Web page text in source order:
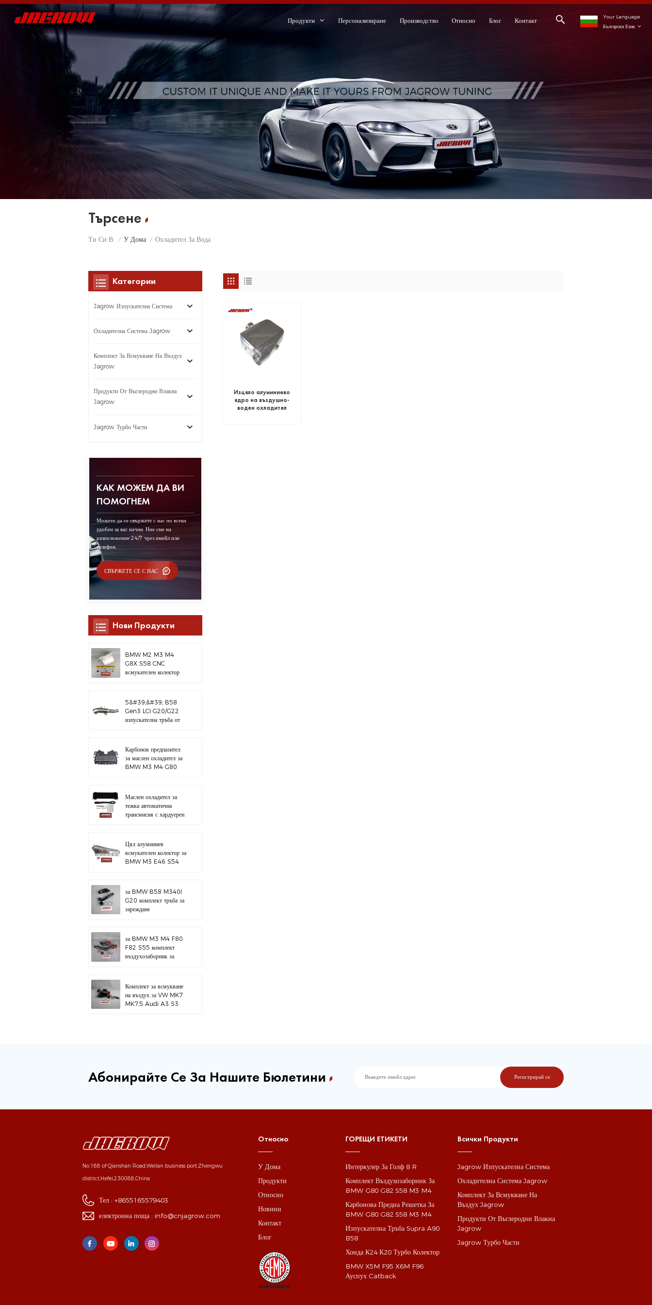
Your Language
Български Език
Продукти Персонализиране Производство Относно Блог Контакт
Търсене
Ти Си В: / У Дома / Охладител За Вода
Изцяло алуминиево
ядро на въздушно-
воден охладител
Категории
Jagrow Изпускателна Система
Охладителна Система Jagrow
Комплект За Всмукване На Въздух
Jagrow
Продукти От Въглеродни Влакна
Jagrow
Jagrow Турбо Части
КАК МОЖЕМ ДА ВИ
ПОМОГНЕМ
Можете да се свържете с нас по всеки
удобен за вас начин. Ние сме на
разположение 24/7 чрез имейл или
телефон.
СВЪРЖЕТЕ СЕ С НАС
Нови Продукти
BMW M2 M3 M4
G8X S58 CNC
всмукателен колектор
5&#39;&#39; B58
Gen3 LCI G20/G22
изпускателна тръба от
Карбонов предпазител
за маслен охладител за
BMW M3 M4 G80
Маслен охладител за
тежка автоматична
трансмисия с хардуерен
Цял алуминиев
всмукателен колектор за
BMW M3 E46 S54
за BMW B58 M340I
G20 комплект тръба за
зареждане
за BMW M3 M4 F80
F82 S55 комплект
въздухозаборник за
Комплект за всмукване
на въздух за VW MK7
MK7.5 Audi A3 S3
Абонирайте Се За Нашите Бюлетини
No.188 of Qianshan Road,Weilan business port,Zhengwu
district,Hefei,230088,China
Тел :+8655165579403
електронна поща :info@cnjagrow.com
Относно
У Дома
Продукти
Относно
Новини
Контакт
Блог
ГОРЕЩИ ЕТИКЕТИ
Интеркулер За Голф 8 R
Комплект Въздухозаборник За
BMW G80 G82 S58 M3 M4
Карбонова Предна Решетка За
BMW G80 G82 S58 M3 M4
Изпускателна Тръба Supra A90
B58
Хонда К24 К20 Турбо Колектор
BMW X5M F95 X6M F96
Ауспух Catback
Всички Продукти
Jagrow Изпускателна Система
Охладителна Система Jagrow
Комплект За Всмукване На
Въздух Jagrow
Продукти От Въглеродни Влакна
Jagrow
Jagrow Турбо Части